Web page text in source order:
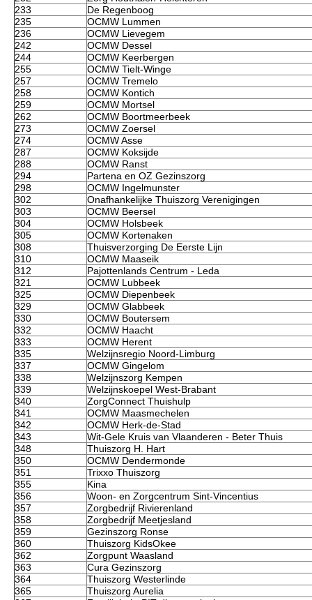
233
De Regenboog
235
OCMW Lummen
236
OCMW Lievegem
242
OCMW Dessel
244
OCMW Keerbergen
255
OCMW Tielt-Winge
257
OCMW Tremelo
258
OCMW Kontich
259
OCMW Mortsel
262
OCMW Boortmeerbeek
273
OCMW Zoersel
274
OCMW Asse
287
OCMW Koksijde
288
OCMW Ranst
294
Partena en OZ Gezinszorg
298
OCMW Ingelmunster
302
Onafhankelijke Thuiszorg Verenigingen
303
OCMW Beersel
304
OCMW Holsbeek
305
OCMW Kortenaken
308
Thuisverzorging De Eerste Lijn
310
OCMW Maaseik
312
Pajottenlands Centrum - Leda
321
OCMW Lubbeek
325
OCMW Diepenbeek
329
OCMW Glabbeek
330
OCMW Boutersem
332
OCMW Haacht
333
OCMW Herent
335
Welzijnsregio Noord-Limburg
337
OCMW Gingelom
338
Welzijnszorg Kempen
339
Welzijnskoepel West-Brabant
340
ZorgConnect Thuishulp
341
OCMW Maasmechelen
342
OCMW Herk-de-Stad
343
Wit-Gele Kruis van Vlaanderen - Beter Thuis
348
Thuiszorg H. Hart
350
OCMW Dendermonde
351
Trixxo Thuiszorg
355
Kina
356
Woon- en Zorgcentrum Sint-Vincentius
357
Zorgbedrijf Rivierenland
358
Zorgbedrijf Meetjesland
359
Gezinszorg Ronse
360
Thuiszorg KidsOkee
362
Zorgpunt Waasland
363
Cura Gezinszorg
364
Thuiszorg Westerlinde
365
Thuiszorg Aurelia